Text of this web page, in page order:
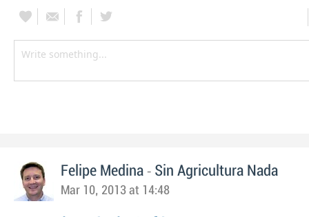
Felipe Medina - Sin Agricultura Nada
Mar 10, 2013 at 14:48